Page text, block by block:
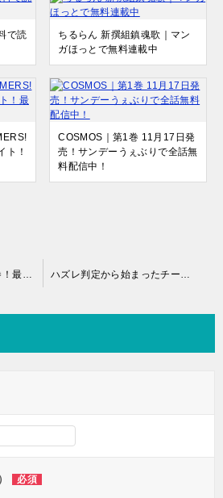
で読
ちるらん 新撰組鎮魂歌｜マン
ガほっとで無料連載中
ト！
COSMOS｜第1巻 11月17日発
売！サンデーうぇぶりで全話無
料配信中！
男子高校生の日常｜全7巻！最終話まで全巻無料で読める公式マンガアプリ＿マンガUP ハズレ判定から始まったチート魔術士生活｜なろう原作のハーレム物語！全話無料で読める公式マンガアプリ
必須